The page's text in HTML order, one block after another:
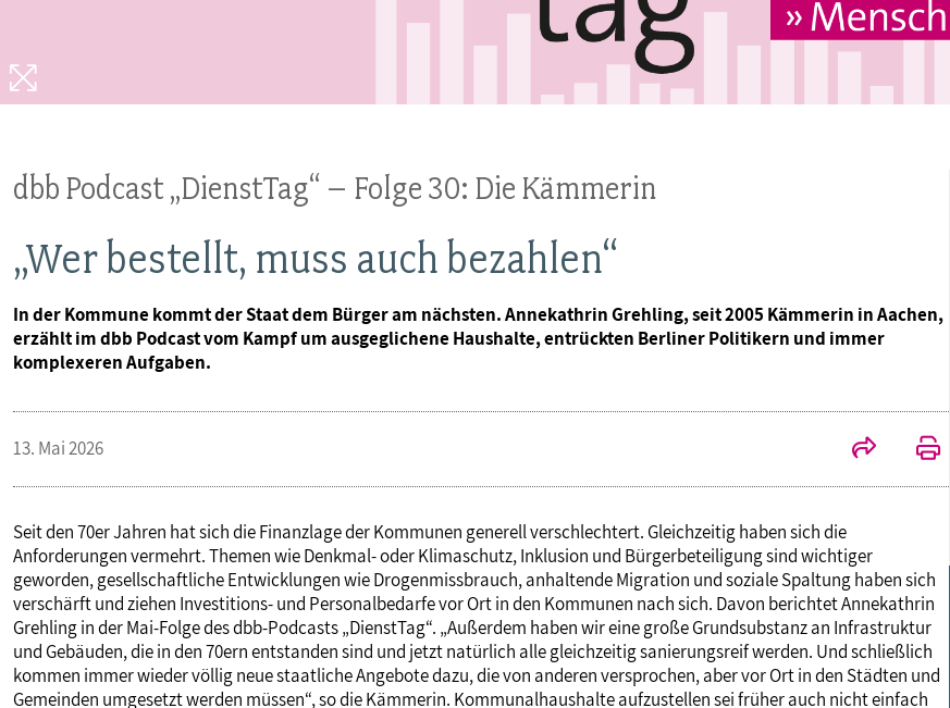
Frauen
Jugend
Senioren
Versorgung
Beihilfe
Rechtsprechung
Tarifverträge
Rechtsprechung
Bildung
Europa
MITGLIEDSCHAFT & SERVICE
Akademie
Verlag
dbb Podcast „DienstTag“ – Folge 30: Die Kämmerin
„Wer bestellt, muss auch bezahlen“
In der Kommune kommt der Staat dem Bürger am nächsten. Annekathrin Grehling, seit 2005 Kämmerin in Aachen,
erzählt im dbb Podcast vom Kampf um ausgeglichene Haushalte, entrückten Berliner Politikern und immer
komplexeren Aufgaben.
13. Mai 2026
Seit den 70er Jahren hat sich die Finanzlage der Kommunen generell verschlechtert. Gleichzeitig haben sich die
Anforderungen vermehrt. Themen wie Denkmal- oder Klimaschutz, Inklusion und Bürgerbeteiligung sind wichtiger
geworden, gesellschaftliche Entwicklungen wie Drogenmissbrauch, anhaltende Migration und soziale Spaltung haben sich
verschärft und ziehen Investitions- und Personalbedarfe vor Ort in den Kommunen nach sich. Davon berichtet Annekathrin
Grehling in der Mai-Folge des dbb-Podcasts „DienstTag“. „Außerdem haben wir eine große Grundsubstanz an Infrastruktur
und Gebäuden, die in den 70ern entstanden sind und jetzt natürlich alle gleichzeitig sanierungsreif werden. Und schließlich
kommen immer wieder völlig neue staatliche Angebote dazu, die von anderen versprochen, aber vor Ort in den Städten und
Gemeinden umgesetzt werden müssen“, so die Kämmerin. Kommunalhaushalte aufzustellen sei früher auch nicht einfach